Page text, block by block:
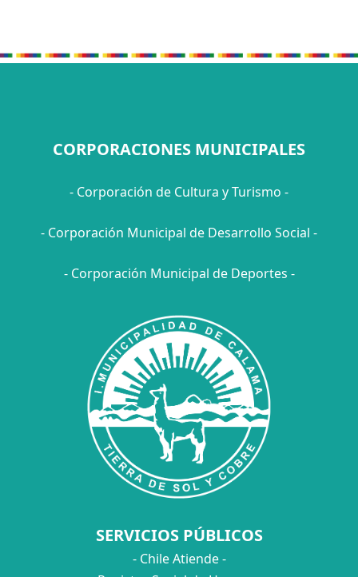
CORPORACIONES MUNICIPALES
- Corporación de Cultura y Turismo -
- Corporación Municipal de Desarrollo Social -
- Corporación Municipal de Deportes -
SERVICIOS PÚBLICOS
- Chile Atiende -